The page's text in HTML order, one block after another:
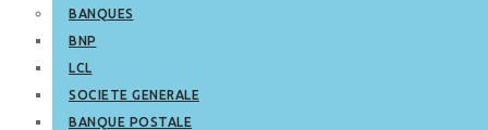
BANQUES
BNP
LCL
SOCIETE GENERALE
BANQUE POSTALE